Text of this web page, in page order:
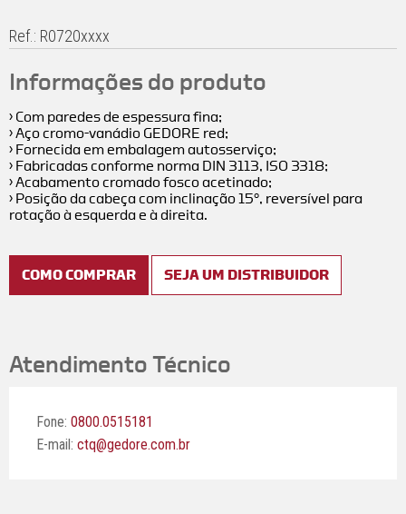
Ref.: R0720xxxx
Informações do produto
› Com paredes de espessura fina;
› Aço cromo-vanádio GEDORE red;
› Fornecida em embalagem autosserviço;
› Fabricadas conforme norma DIN 3113, ISO 3318;
›Acabamento cromado fosco acetinado;
› Posição da cabeça com inclinação 15°, reversível para
rotação à esquerda e à direita.
COMO COMPRAR SEJA UM DISTRIBUIDOR
Atendimento Técnico
Fone: 0800.0515181
E-mail: ctq@gedore.com.br